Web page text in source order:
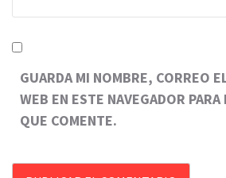
GUARDA MI NOMBRE, CORREO
WEB EN ESTE NAVEGADOR
QUE COMENTE.